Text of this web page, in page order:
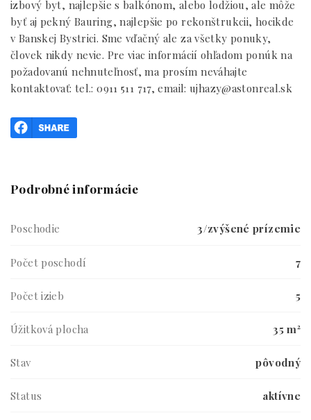
izbový byt, najlepšie s balkónom, alebo lodžiou, ale môže
byť aj pekný Bauring, najlepšie po rekonštrukcii, hocikde
v Banskej Bystrici. Sme vďačný ale za všetky ponuky,
človek nikdy nevie. Pre viac informácií ohľadom ponúk na
požadovanú nehnuteľnosť, ma prosím neváhajte
kontaktovať: tel.: 0911 511 717, email: ujhazy@astonreal.sk
Podrobné informácie
Poschodie 3/zvýšené prízemie
Počet poschodí 7
Počet izieb 5
Úžitková plocha 35 m²
Stav pôvodný
Status aktívne